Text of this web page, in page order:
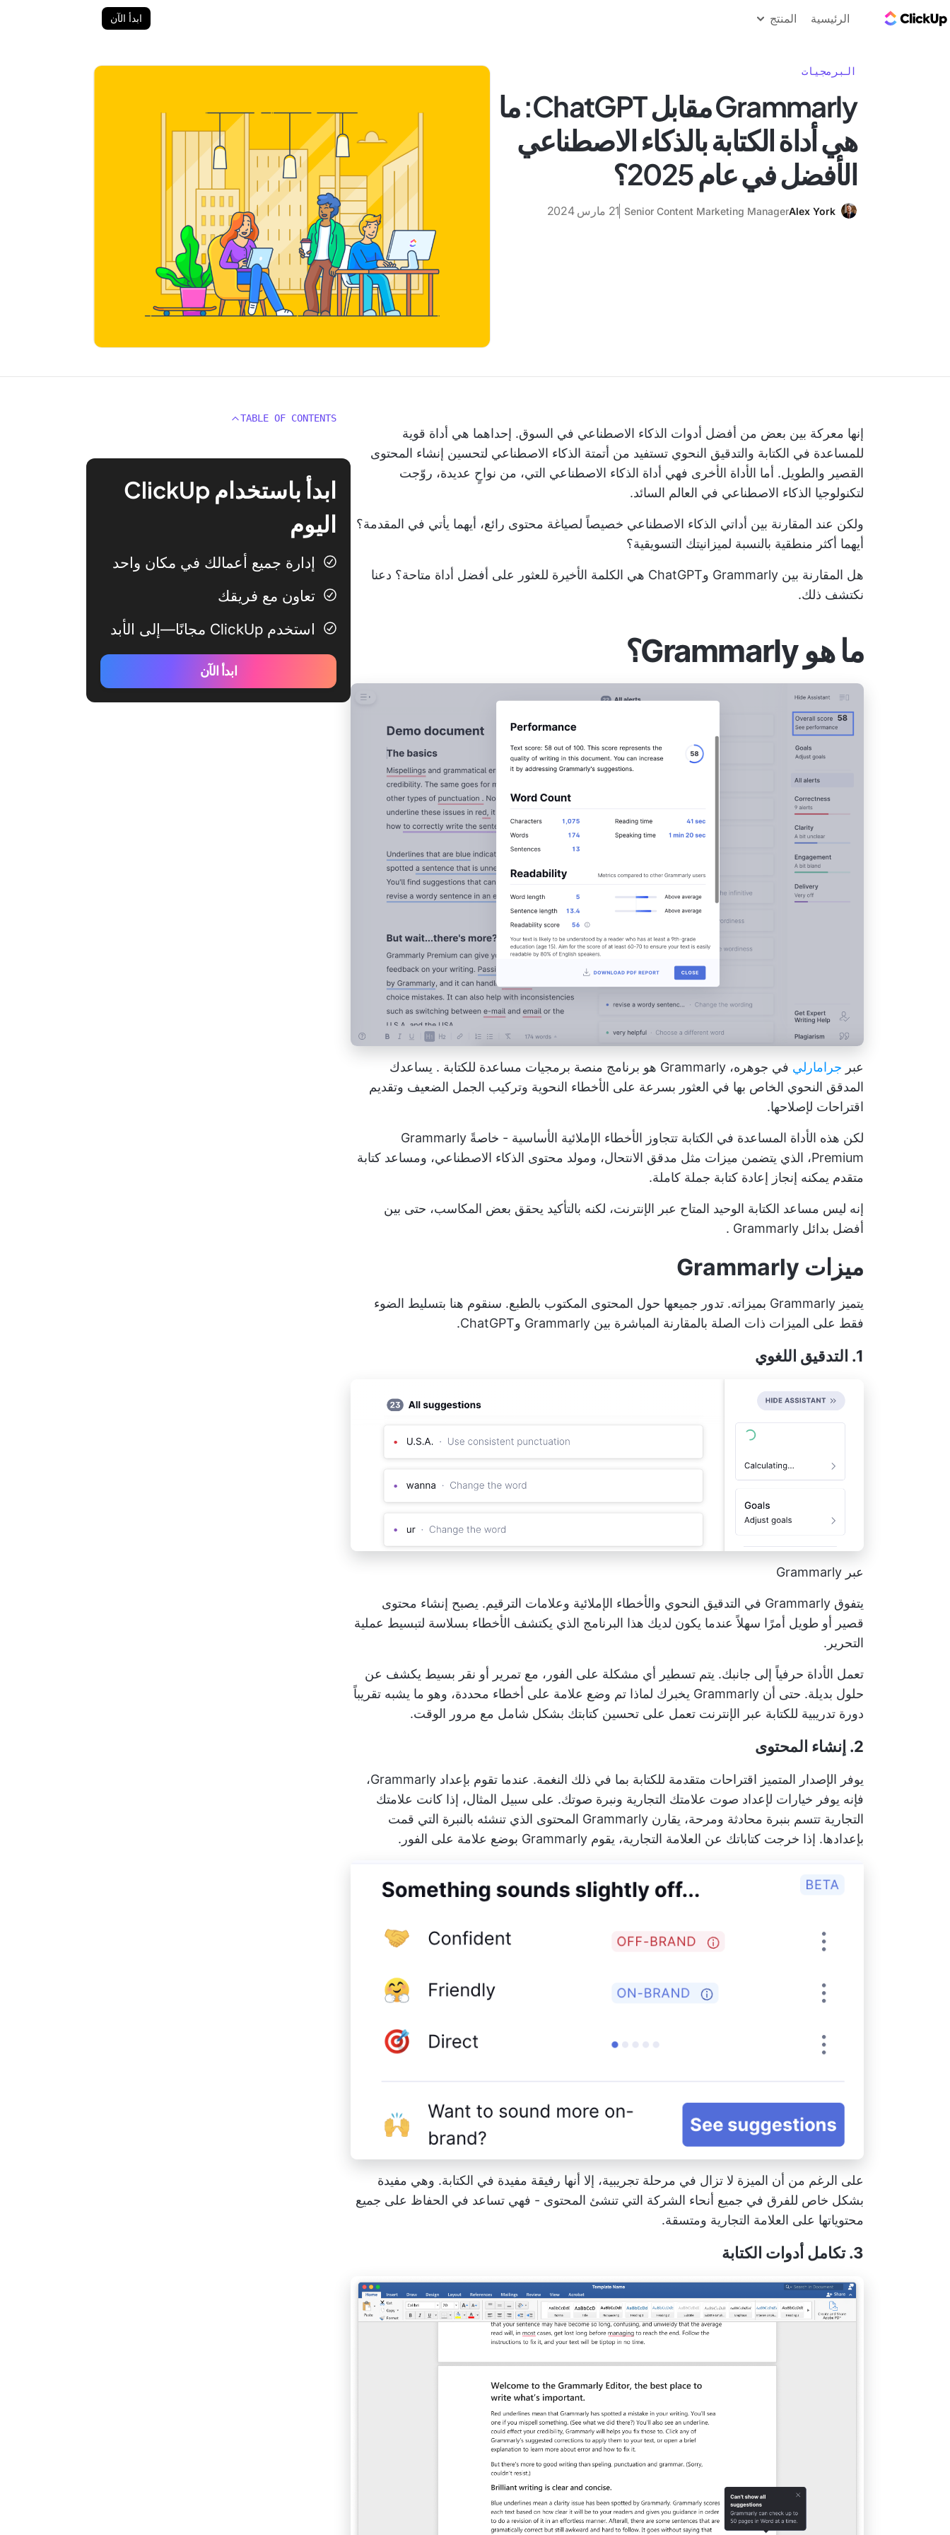
الرئيسية المنتج ابدأ الآن
البرمجيات
Grammarly مقابل ChatGPT: ما
هي أداة الكتابة بالذكاء الاصطناعي
الأفضل في عام 2025؟
Alex York
Senior Content Marketing Manager 21 مارس 2024
إنها معركة بين بعض من أفضل أدوات الذكاء الاصطناعي في السوق. إحداهما هي أداة قوية
للمساعدة في الكتابة والتدقيق النحوي تستفيد من أتمتة الذكاء الاصطناعي لتحسين إنشاء المحتوى
القصير والطويل. أما الأداة الأخرى فهي أداة الذكاء الاصطناعي التي، من نواحٍ عديدة، روّجت
لتكنولوجيا الذكاء الاصطناعي في العالم السائد.
ولكن عند المقارنة بين أداتي الذكاء الاصطناعي خصيصاً لصياغة محتوى رائع، أيهما يأتي في المقدمة؟
أيهما أكثر منطقية بالنسبة لميزانيتك التسويقية؟
هل المقارنة بين Grammarly وChatGPT هي الكلمة الأخيرة للعثور على أفضل أداة متاحة؟ دعنا
نكتشف ذلك.
ما هو Grammarly؟
عبر جرامارلي في جوهره، Grammarly هو برنامج منصة برمجيات مساعدة للكتابة . يساعدك
المدقق النحوي الخاص بها في العثور بسرعة على الأخطاء النحوية وتركيب الجمل الضعيف وتقديم
اقتراحات لإصلاحها.
لكن هذه الأداة المساعدة في الكتابة تتجاوز الأخطاء الإملائية الأساسية - خاصةً Grammarly
Premium، الذي يتضمن ميزات مثل مدقق الانتحال، ومولد محتوى الذكاء الاصطناعي، ومساعد كتابة
متقدم يمكنه إنجاز إعادة كتابة جملة كاملة.
إنه ليس مساعد الكتابة الوحيد المتاح عبر الإنترنت، لكنه بالتأكيد يحقق بعض المكاسب، حتى بين
أفضل بدائل Grammarly
.
ميزات Grammarly
يتميز Grammarly بميزاته. تدور جميعها حول المحتوى المكتوب بالطبع. سنقوم هنا بتسليط الضوء
فقط على الميزات ذات الصلة بالمقارنة المباشرة بين Grammarly وChatGPT.
1. التدقيق اللغوي
عبر Grammarly
يتفوق Grammarly في التدقيق النحوي والأخطاء الإملائية وعلامات الترقيم. يصبح إنشاء محتوى
قصير أو طويل أمرًا سهلاً عندما يكون لديك هذا البرنامج الذي يكتشف الأخطاء بسلاسة لتبسيط عملية
التحرير.
تعمل الأداة حرفياً إلى جانبك. يتم تسطير أي مشكلة على الفور، مع تمرير أو نقر بسيط يكشف عن
حلول بديلة. حتى أن Grammarly يخبرك لماذا تم وضع علامة على أخطاء محددة، وهو ما يشبه تقريباً
دورة تدريبية للكتابة عبر الإنترنت تعمل على تحسين كتابتك بشكل شامل مع مرور الوقت.
2. إنشاء المحتوى
يوفر الإصدار المتميز اقتراحات متقدمة للكتابة بما في ذلك النغمة. عندما تقوم بإعداد Grammarly،
فإنه يوفر خيارات لإعداد صوت علامتك التجارية ونبرة صوتك. على سبيل المثال، إذا كانت علامتك
التجارية تتسم بنبرة محادثة ومرحة، يقارن Grammarly المحتوى الذي تنشئه بالنبرة التي قمت
بإعدادها. إذا خرجت كتاباتك عن العلامة التجارية، يقوم Grammarly بوضع علامة على الفور.
على الرغم من أن الميزة لا تزال في مرحلة تجريبية، إلا أنها رفيقة مفيدة في الكتابة. وهي مفيدة
بشكل خاص للفرق في جميع أنحاء الشركة التي تنشئ المحتوى - فهي تساعد في الحفاظ على جميع
محتوياتها على العلامة التجارية ومتسقة.
3. تكامل أدوات الكتابة
TABLE OF CONTENTS
ابدأ باستخدام ClickUp
اليوم
إدارة جميع أعمالك في مكان واحد
تعاون مع فريقك
استخدم ClickUp مجانًا—إلى الأبد
ابدأ الآن